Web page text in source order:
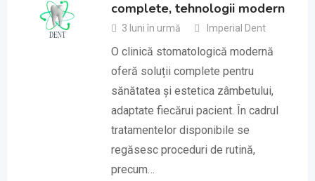
complete, tehnologii modern
3 luni în urmă Imperial Dent
O clinică stomatologică modernă
oferă soluții complete pentru
sănătatea și estetica zâmbetului,
adaptate fiecărui pacient. În cadrul
tratamentelor disponibile se
regăsesc proceduri de rutină,
precum…